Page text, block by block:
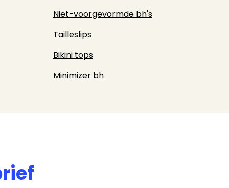
Niet-voorgevormde bh's
Tailleslips
Bikini tops
Minimizer bh